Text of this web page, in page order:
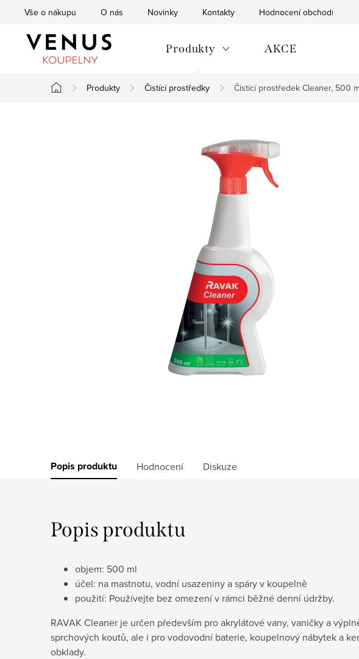
Vše o nákupu O nás Novinky Kontakty Hodnocení obchodu
Produkty AKCE
Domů
Produkty Čistící prostředky Čistící prostředek Cleaner, 500
Popis produktu Hodnocení Diskuze
Popis produktu
objem: 500 ml
účel: na mastnotu, vodní usazeniny a spáry v koupelně
použití: Používejte bez omezení v rámci běžné denní údržby.
RAVAK Cleaner je určen především pro akrylátové vany, vaničky a
sprchových koutů, ale i pro vodovodní baterie, koupelnový nábytek a
obklady.